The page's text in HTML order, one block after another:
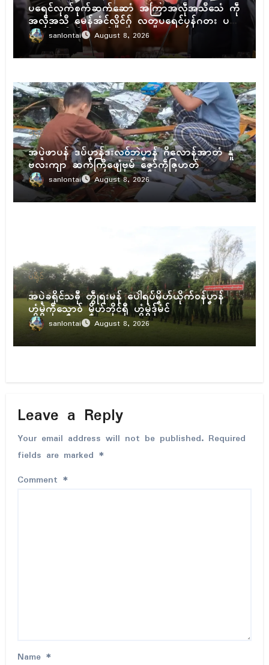
ပရေၚ်လုက်စုက်ဆက်ဆောံ အကြာအလဵုအသဳသေံ ကဵု
အလဵုအသဳ မေန်အံၚ်လှိုၚ်ဂှ် လတူပရေၚ်ပၠန်ဂတး ပ
ရေၚ်ဇီုကပိုက် နွံကၠုၚ်မာန်ဟာ
sanlontai August 8, 2026
ပရိုၚ်
အပ္ဍဲဖာပန် ဒပ်ပၞာန်ဒးလဝ်ဘဲပၞာန် ဂိလောန်အာတံ နူ
ဗလးကျာ ဆက်ကြဳဖျေံဗုမ် ဇၞော်ကဵုဇြဟတ်
sanlontai August 8, 2026
ပရိုၚ်
အပ္ဍဲခရိုၚ်သဓီု တွဵုရးမန် ပေါဲရပ်မၞိဟ်ယိုက်ဝန်ပၞာန်
ဟွံမွဲကဵုသၞောဝ် မၞိဟ်ဘိုၚ်ရီု ဟွံမွဲဒှ်မံၚ်
sanlontai August 8, 2026
Leave a Reply
Your email address will not be published. Required
fields are marked *
Comment *
Name *